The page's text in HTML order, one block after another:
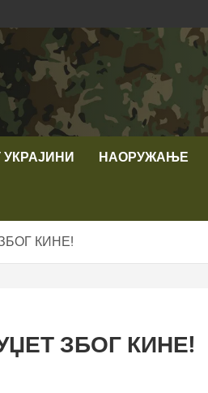
УКРАЈИНИ НАОРУЖАЊЕ
КИНЕ!
ЗБОГ КИНЕ!